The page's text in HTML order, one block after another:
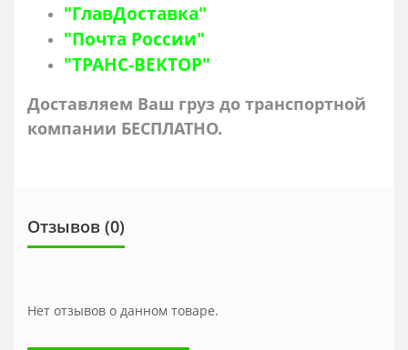
"ГлавДоставка"
"Почта России"
"ТРАНС-ВЕКТОР"
Доставляем Ваш груз до транспортной
компании БЕСПЛАТНО.
Отзывов (0)
Нет отзывов о данном товаре.